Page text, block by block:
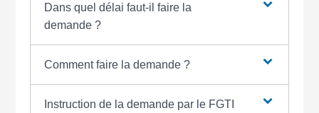
Dans quel délai faut-il faire la
demande ?
Comment faire la demande ?
Instruction de la demande par le FGTI